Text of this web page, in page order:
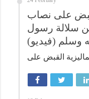
على نصاب
سلالة رسول
وسلم (فيديو)